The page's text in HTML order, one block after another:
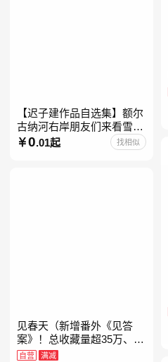
【迟子建作品自选集】额尔
古纳河右岸朋友们来看雪吧
迟子建茅盾文学奖获奖作品
东北故事集群山之巅也是冬
0.01起 找相似
见春天（新增番外《见答
案》！总收藏量超35万、点
击量破千万！晋江人气作者
自营 满减